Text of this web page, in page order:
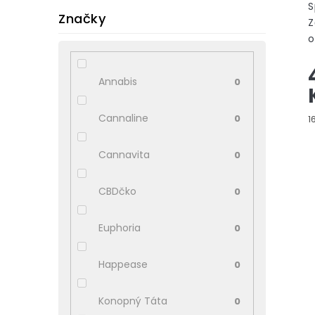
Značky
Annabis 0
Cannaline 0
Cannavita 0
CBDčko 0
Euphoria 0
Happease 0
Konopný Táta 0